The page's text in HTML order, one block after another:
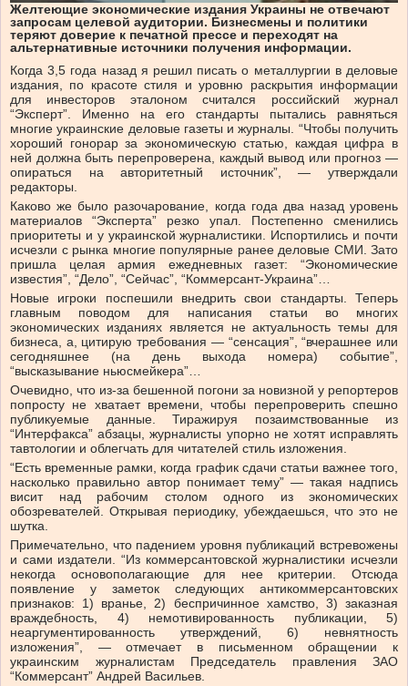
Желтеющие экономические издания Украины не отвечают
запросам целевой аудитории. Бизнесмены и политики
теряют доверие к печатной прессе и переходят на
альтернативные источники получения информации.
Когда 3,5 года назад я решил писать о металлургии в деловые
издания, по красоте стиля и уровню раскрытия информации
для инвесторов эталоном считался российский журнал
“Эксперт”. Именно на его стандарты пытались равняться
многие украинские деловые газеты и журналы. “Чтобы получить
хороший гонорар за экономическую статью, каждая цифра в
ней должна быть перепроверена, каждый вывод или прогноз —
опираться на авторитетный источник”, — утверждали
редакторы.
Каково же было разочарование, когда года два назад уровень
материалов “Эксперта” резко упал. Постепенно сменились
приоритеты и у украинской журналистики. Испортились и почти
исчезли с рынка многие популярные ранее деловые СМИ. Зато
пришла целая армия ежедневных газет: “Экономические
известия”, “Дело”, “Сейчас”, “Коммерсант-Украина”…
Новые игроки поспешили внедрить свои стандарты. Теперь
главным поводом для написания статьи во многих
экономических изданиях является не актуальность темы для
бизнеса, а, цитирую требования — “сенсация”, “вчерашнее или
сегодняшнее (на день выхода номера) событие”,
“высказывание ньюсмейкера”…
Очевидно, что из-за бешенной погони за новизной у репортеров
попросту не хватает времени, чтобы перепроверить спешно
публикуемые данные. Тиражируя позаимствованные из
“Интерфакса” абзацы, журналисты упорно не хотят исправлять
тавтологии и облегчать для читателей стиль изложения.
“Есть временные рамки, когда график сдачи статьи важнее того,
насколько правильно автор понимает тему” — такая надпись
висит над рабочим столом одного из экономических
обозревателей. Открывая периодику, убеждаешься, что это не
шутка.
Примечательно, что падением уровня публикаций встревожены
и сами издатели. “Из коммерсантовской журналистики исчезли
некогда основополагающие для нее критерии. Отсюда
появление у заметок следующих антикоммерсантовских
признаков: 1) вранье, 2) беспричинное хамство, 3) заказная
враждебность, 4) немотивированность публикации, 5)
неаргументированность утверждений, 6) невнятность
изложения”, — отмечает в письменном обращении к
украинским журналистам Председатель правления ЗАО
“Коммерсант” Андрей Васильев.